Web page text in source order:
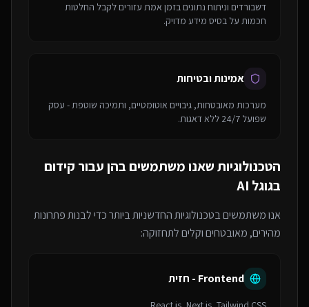
דשבורדים וניתוח נתונים בזמן אמת עזורים לקבל החלטות
חכמות על בסיס מידע מדויק.
אמינות ובטיחות
מערכות מאובטחות, גיבויים אוטומטיים, ותמיכה שוטפת - עסק
שפועל 24/7 ללא דאגות.
הטכנולוגיות שאנו משתמשים בהן עבור קידום
בגוגל AI
אנו משתמשים בטכנולוגיות החדשניות ביותר כדי לבנות פתרונות
מהירים, מאובטחים וקלים לתחזוקה:
Frontend - חזית